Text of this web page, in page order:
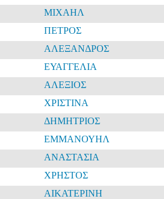
ΜΙΧΑΗΛ
ΠΕΤΡΟΣ
ΑΛΕΞΑΝΔΡΟΣ
ΕΥΑΓΓΕΛΙΑ
ΑΛΕΞΙΟΣ
ΧΡΙΣΤΙΝΑ
ΔΗΜΗΤΡΙΟΣ
ΕΜΜΑΝΟΥΗΛ
ΑΝΑΣΤΑΣΙΑ
ΧΡΗΣΤΟΣ
ΑΙΚΑΤΕΡΙΝΗ